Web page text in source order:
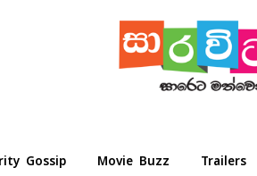
Gossip Movie Buzz Trailers